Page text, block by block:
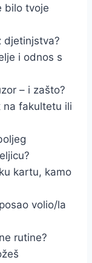
bilo tvoje
djetinjstva?
i odnos s
– i zašto?
na fakultetu ili
kartu, kamo
volio/la
rutine?